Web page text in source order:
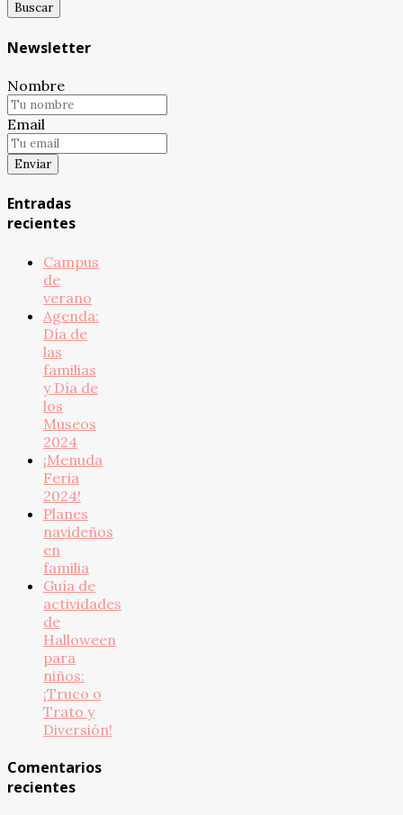
Newsletter
Nombre
Email
Entradas
recientes
Campus
de
verano
Agenda:
Día de
las
familias
y Día de
los
Museos
2024
¡Menuda
Feria
2024!
Planes
navideños
en
familia
Guía de
actividades
de
Halloween
para
niños:
¡Truco o
Trato y
Diversión!
Comentarios
recientes